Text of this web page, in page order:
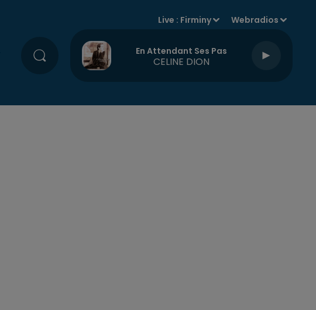
Live : Firminy Webradios
En Attendant Ses Pas
CELINE DION